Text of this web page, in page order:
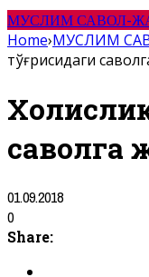
МУСЛИМ САВОЛ-
Home›МУСЛИМ
тўғрисидаги
саволга
01.09.2018
0
Share: